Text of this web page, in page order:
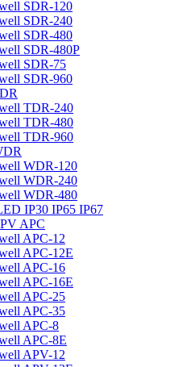
SDR-120
SDR-240
SDR-480
SDR-480P
SDR-75
SDR-960
TDR-240
TDR-480
TDR-960
WDR-120
WDR-240
WDR-480
IP30 IP65 IP67
APC
APC-12
APC-12E
APC-16
APC-16E
APC-25
APC-35
APC-8
APC-8E
APV-12